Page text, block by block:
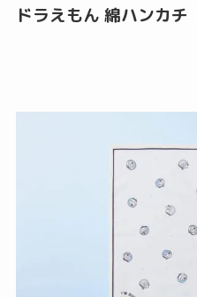
ドラえもん 綿ハンカチ